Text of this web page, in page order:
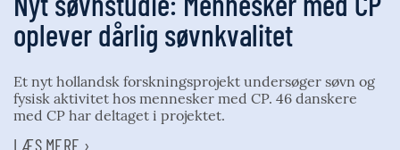
oplever dårlig søvnkvalitet
Et nyt hollandsk forskningsprojekt undersøger søvn og
fysisk aktivitet hos mennesker med CP. 46 danskere
med CP har deltaget i projektet.
LÆS MERE ›